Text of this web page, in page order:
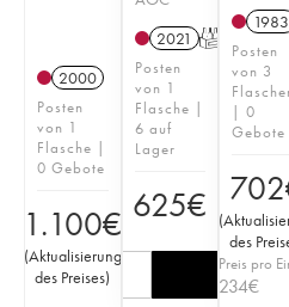
2000
Posten
von 1
Flasche |
0 Gebote
1.100€
(Aktualisierung
des Preises)
2021 T
Posten
von 1
Flasche |
6 auf
Lager
625€
1983
Posten
von 3
| 0
Gebote
702
(
des
Preis pro
234€